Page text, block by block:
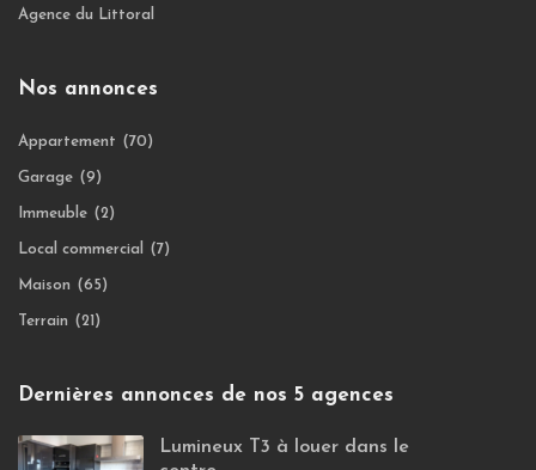
Agence du Littoral
Nos annonces
Appartement (70)
Garage (9)
Immeuble (2)
Local commercial (7)
Maison (65)
Terrain (21)
Dernières annonces de nos 5 agences
Lumineux T3 à louer dans le